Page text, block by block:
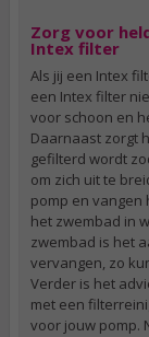
Zorg voor
Intex filter
Als jij een Intex
een Intex filter
voor schoon en
Daarnaast zorgt
gefilterd wordt
om zich uit te
pomp en vangen
het zwembad in
zwembad is het
vervangen, zo
Verder is het
met een
voor jouw pomp.